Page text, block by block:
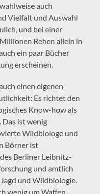
auch
Vielfalt und Auswahl
und bei einer
Rehen allein in
ein paar Bücher
erscheinen.
einen eigenen
Es richtet den
Know-how als
Das ist wenig
Wildbiologe und
Börner ist
Berliner Leibnitz-
und amtlich
und Wildbiologie.
wenig um Waffen,